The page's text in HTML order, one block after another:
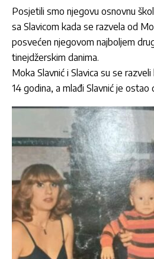
Posjetili smo njegovu osnovnu
sa Slavicom kada se razvela od
posvećen njegovom najboljem
tinejdžerskim danima.
Moka Slavnić i Slavica su se
14 godina, a mlađi Slavnić je ostao